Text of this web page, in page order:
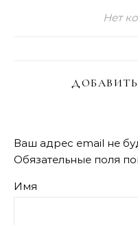
Нет
Ваш адрес email не
Обязательные поля
Имя